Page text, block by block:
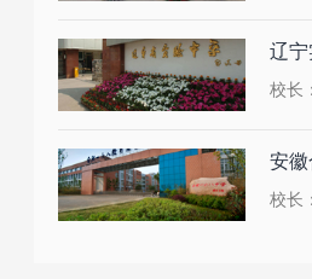
辽宁
校长
安徽
校长